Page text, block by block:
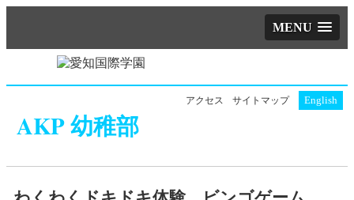
MENU
アクセス サイトマップ English
AKP 幼稚部